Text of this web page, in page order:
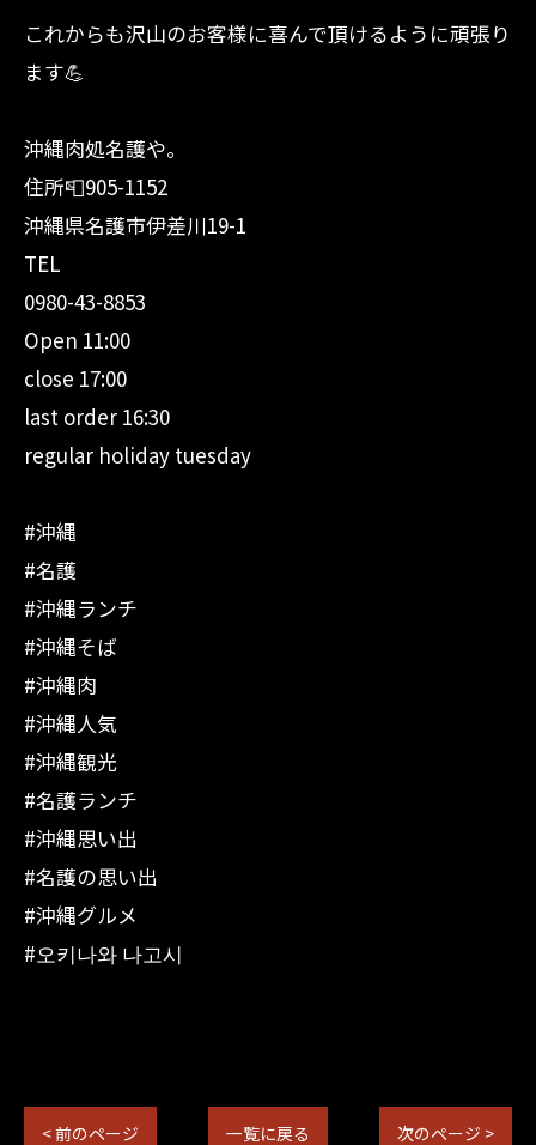
これからも沢山のお客様に喜んで頂けるように頑張り
ます💪
沖縄肉処名護や。
住所📮905-1152
沖縄県名護市伊差川19-1
TEL
0980-43-8853
Open 11:00
close 17:00
last order 16:30
regular holiday tuesday
#沖縄
#名護
#沖縄ランチ
#沖縄そば
#沖縄肉
#沖縄人気
#沖縄観光
#名護ランチ
#沖縄思い出
#名護の思い出
#沖縄グルメ
#오키나와 나고시
< 前のページ 一覧に戻る 次のページ >